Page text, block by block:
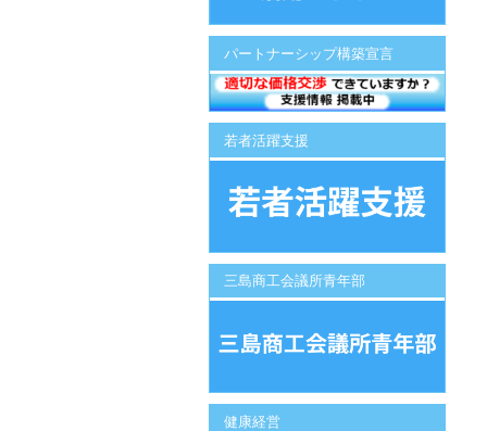
パートナーシップ構築宣言
若者活躍支援
三島商工会議所青年部
健康経営